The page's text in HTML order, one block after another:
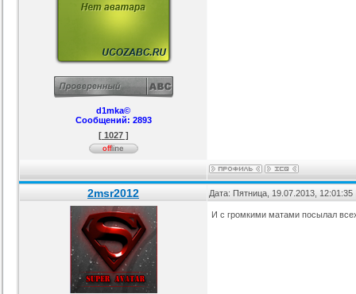
d1mka©
Сообщений: 2893
[ 1027 ]
2msr2012 Дата: Пятница, 19.07.2013,
И с громкими матами посылал